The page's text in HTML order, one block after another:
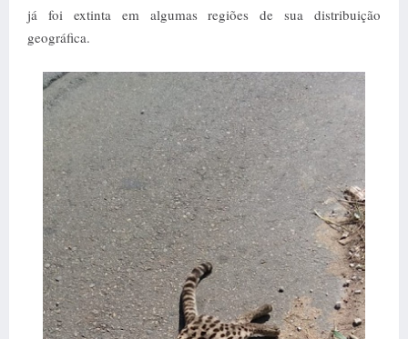
já foi extinta em algumas regiões de sua distribuição
geográfica.